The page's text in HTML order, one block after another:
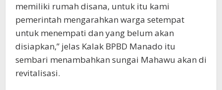
memiliki rumah disana, untuk itu kami
pemerintah mengarahkan warga setempat
untuk menempati dan yang belum akan
disiapkan,” jelas Kalak BPBD Manado itu
sembari menambahkan sungai Mahawu akan di
revitalisasi.